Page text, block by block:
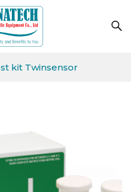
kit Twinsensor